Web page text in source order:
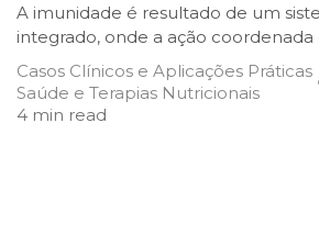
A imunidade é resultado de um
integrado, onde a ação coordenada
Casos Clínicos e Aplicações Práticas
Saúde e Terapias Nutricionais
4 min read